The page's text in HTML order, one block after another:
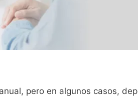
pero en algunos casos,